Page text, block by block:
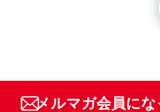
メルマガ会員にな